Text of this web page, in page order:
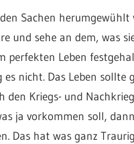
Sachen herumgewühlt
und sehe an dem, was
perfekten Leben
nicht. Das Leben
Kriegs- und
ja vorkommen soll,
Das hat was ganz